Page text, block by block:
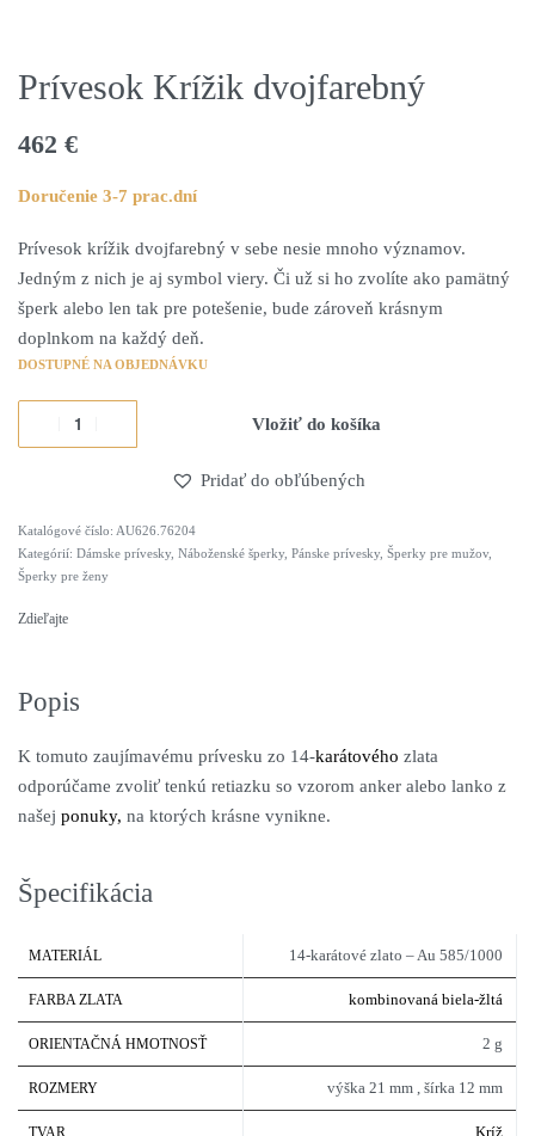
Prívesok Krížik dvojfarebný
462 €
Doručenie 3-7 prac.dní
Prívesok krížik dvojfarebný v sebe nesie mnoho významov.
Jedným z nich je aj symbol viery. Či už si ho zvolíte ako pamätný
šperk alebo len tak pre potešenie, bude zároveň krásnym
doplnkom na každý deň.
DOSTUPNÉ NA OBJEDNÁVKU
Vložiť do košíka
Pridať do obľúbených
AU626.76204
Kategórií: Dámske prívesky, Náboženské šperky, Pánske prívesky, Šperky pre mužov,
Šperky pre ženy
Zdieľajte
Popis
K tomuto zaujímavému prívesku zo 14-karátového zlata
odporúčame zvoliť tenkú retiazku so vzorom anker alebo lanko z
našej ponuky, na ktorých krásne vynikne.
Špecifikácia
MATERIÁL 14-karátové zlato – Au 585/1000
FARBA ZLATA kombinovaná biela-žltá
ORIENTAČNÁ HMOTNOSŤ 2 g
ROZMERY výška 21 mm , šírka 12 mm
TVAR Kríž